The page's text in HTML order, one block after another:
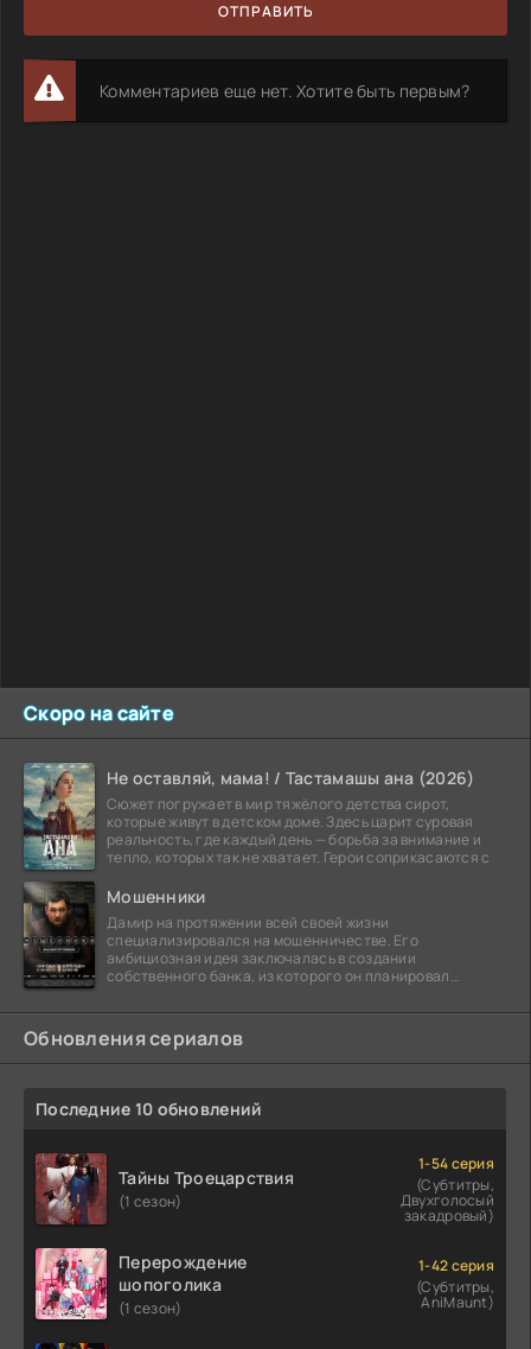
Скоро на сайте
Не оставляй, мама! / Тастамашы ана (2026)
Сюжет погружает в мир тяжёлого детства сирот,
которые живут в детском доме. Здесь царит суровая
реальность, где каждый день — борьба за внимание и
тепло, которых так не хватает. Герои соприкасаются с
Мошенники
Дамир на протяжении всей своей жизни
специализировался на мошенничестве. Его
амбициозная идея заключалась в создании
собственного банка, из которого он планировал
Обновления сериалов
Последние 10 обновлений
Тайны Троецарствия
(1 сезон)
1-54 серия
(Субтитры,
Двухголосый
закадровый)
Перерождение
шопоголика
(1 сезон)
1-42 серия
(Субтитры,
AniMaunt)
ОТПРАВИТЬ
Комментариев еще нет. Хотите быть первым?